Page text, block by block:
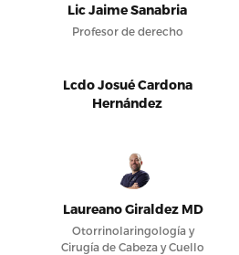
Lic Jaime Sanabria
Profesor de derecho
Lcdo Josué Cardona
Hernández
Laureano Giraldez MD
Otorrinolaringología y
Cirugía de Cabeza y Cuello